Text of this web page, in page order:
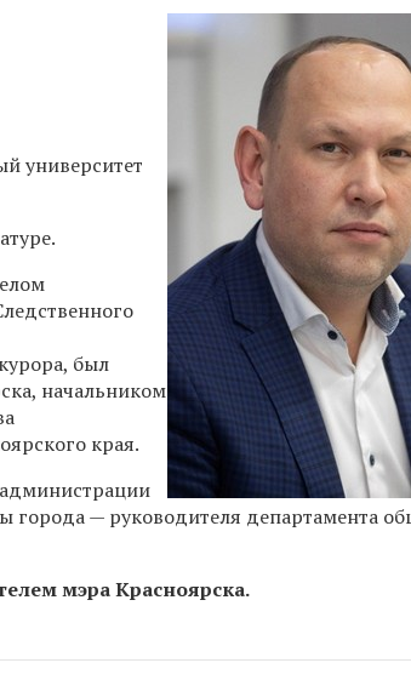
университет
был
начальником
края.
города — руководителя департамента
мэра Красноярска.